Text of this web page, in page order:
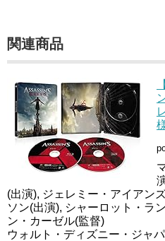
関連商品
(出演), ジェレミー・アイアン
ソン(出演), シャーロット・ラ
ン・カーゼル(監督)
ウォルト・ディズニー・ジャ